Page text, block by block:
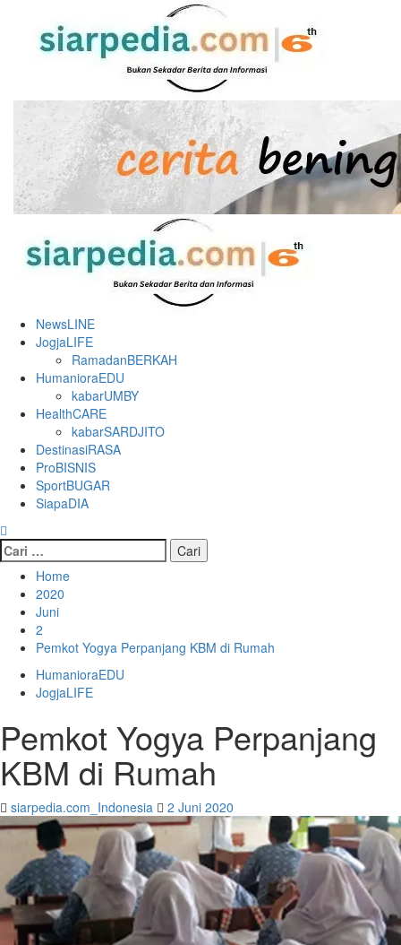
content
NewsLINE
JogjaLIFE
RamadanBERKAH
HumanioraEDU
kabarUMBY
HealthCARE
kabarSARDJITO
DestinasiRASA
ProBISNIS
SportBUGAR
SiapaDIA
Cari
untuk:
Home
2020
Juni
2
Pemkot Yogya Perpanjang KBM di Rumah
HumanioraEDU
JogjaLIFE
Pemkot Yogya Perpanjang
KBM di Rumah
siarpedia.com_Indonesia 2 Juni 2020